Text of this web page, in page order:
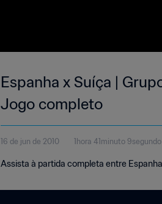
Espanha x Suíça |
Jogo completo
16 de jun de 2010 1hora 41minuto 9segundo
Assista à partida completa entre